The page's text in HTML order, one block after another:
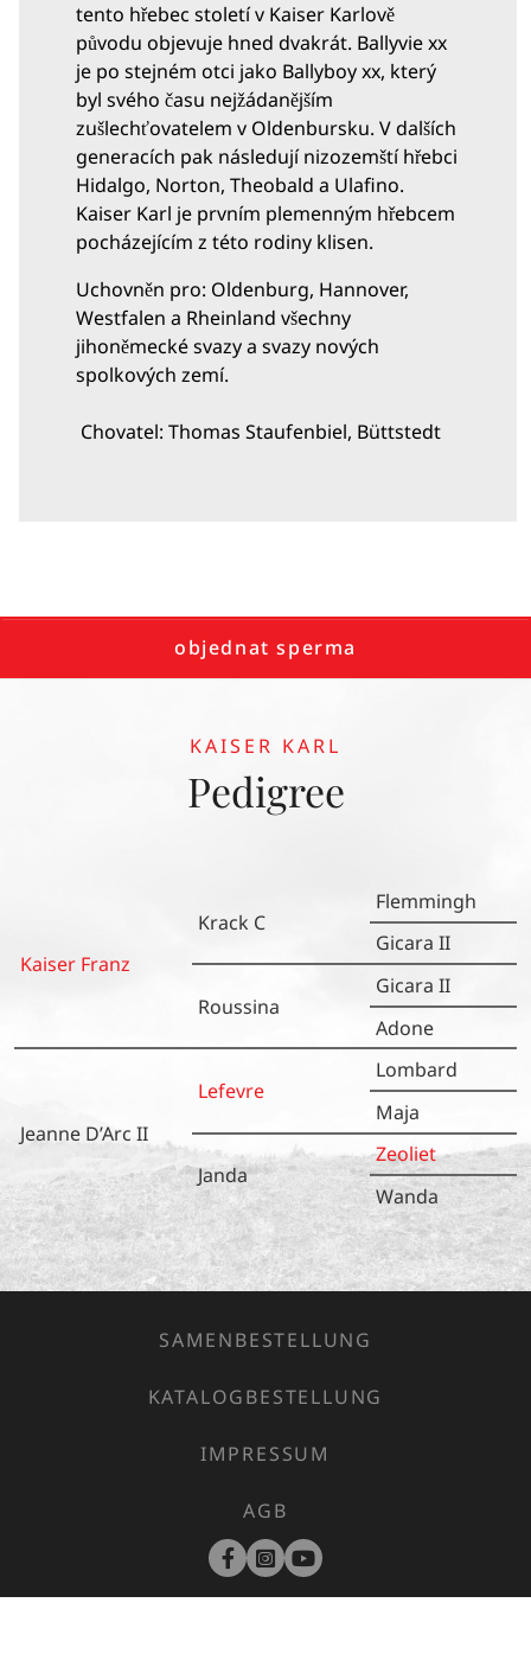
tento hřebec století v Kaiser Karlově
původu objevuje hned dvakrát. Ballyvie xx
je po stejném otci jako Ballyboy xx, který
byl svého času nejžádanějším
zušlechťovatelem v Oldenbursku. V dalších
generacích pak následují nizozemští hřebci
Hidalgo, Norton, Theobald a Ulafino.
Kaiser Karl je prvním plemenným hřebcem
pocházejícím z této rodiny klisen.
Uchovněn pro: Oldenburg, Hannover,
Westfalen a Rheinland všechny
jihoněmecké svazy a svazy nových
spolkových zemí.
Chovatel: Thomas Staufenbiel, Büttstedt
objednat sperma
KAISER KARL
Pedigree
Kaiser Franz
Jeanne D’Arc II
Krack C
Roussina
Lefevre
Janda
Flemmingh
Gicara II
Gicara II
Adone
Lombard
Maja
Zeoliet
Wanda
SAMENBESTELLUNG
KATALOGBESTELLUNG
IMPRESSUM
AGB